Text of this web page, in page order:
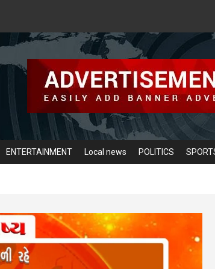
ENTERTAINMENT Local news POLITICS